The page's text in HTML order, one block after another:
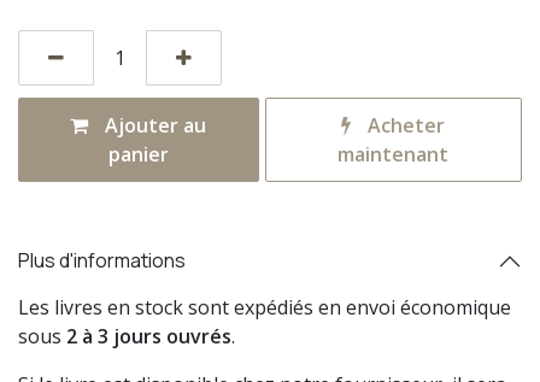
Ajouter au
panier
Acheter
maintenant
Plus d'informations
Les livres en stock sont expédiés en envoi économique
sous 2 à 3 jours ouvrés.